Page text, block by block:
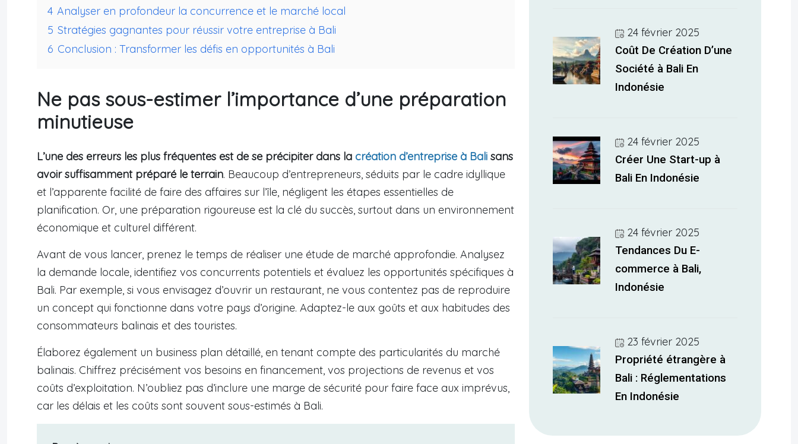
4 Analyser en profondeur la concurrence et le marché local
5 Stratégies gagnantes pour réussir votre entreprise à Bali
6 Conclusion : Transformer les défis en opportunités à Bali
Ne pas sous-estimer l’importance d’une préparation
minutieuse
L’une des erreurs les plus fréquentes est de se précipiter dans la création d’entreprise à Bali sans
avoir suffisamment préparé le terrain. Beaucoup d’entrepreneurs, séduits par le cadre idyllique
et l’apparente facilité de faire des affaires sur l’île, négligent les étapes essentielles de
planification. Or, une préparation rigoureuse est la clé du succès, surtout dans un environnement
économique et culturel différent.
Avant de vous lancer, prenez le temps de réaliser une étude de marché approfondie. Analysez
la demande locale, identifiez vos concurrents potentiels et évaluez les opportunités spécifiques à
Bali. Par exemple, si vous envisagez d’ouvrir un restaurant, ne vous contentez pas de reproduire
un concept qui fonctionne dans votre pays d’origine. Adaptez-le aux goûts et aux habitudes des
consommateurs balinais et des touristes.
Élaborez également un business plan détaillé, en tenant compte des particularités du marché
balinais. Chiffrez précisément vos besoins en financement, vos projections de revenus et vos
coûts d’exploitation. N’oubliez pas d’inclure une marge de sécurité pour faire face aux imprévus,
car les délais et les coûts sont souvent sous-estimés à Bali.
24 février 2025
Coût De Création D’une
Société à Bali En
Indonésie
24 février 2025
Créer Une Start-up à
Bali En Indonésie
24 février 2025
Tendances Du E-
commerce à Bali,
Indonésie
23 février 2025
Propriété étrangère à
Bali : Réglementations
En Indonésie